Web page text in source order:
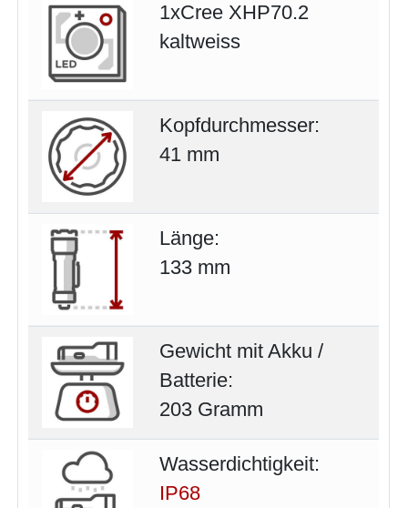
1xCree XHP70.2
kaltweiss
Kopfdurchmesser:
41 mm
Länge:
133 mm
Gewicht mit Akku /
Batterie:
203 Gramm
Wasserdichtigkeit:
IP68